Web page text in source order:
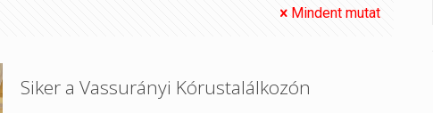
Mindent mutat
Siker a Vassurányi Kórustalálkozón